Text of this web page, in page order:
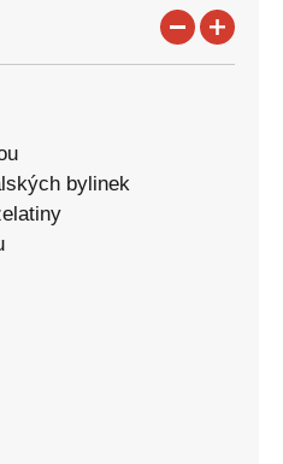
bylinek